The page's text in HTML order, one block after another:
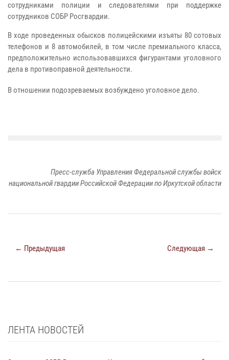
сотрудниками полиции и следователями при поддержке
сотрудников СОБР Росгвардии.
В ходе проведенных обысков полицейскими изъяты 80 сотовых
телефонов и 8 автомобилей, в том числе премиального класса,
предположительно использовавшихся фигурантами уголовного
дела в противоправной деятельности.
В отношении подозреваемых возбуждено уголовное дело.
Пресс-служба Управления Федеральной службы войск
национальной гвардии Российской Федерации по Иркутской области
← Предыдущая Следующая →
ЛЕНТА НОВОСТЕЙ